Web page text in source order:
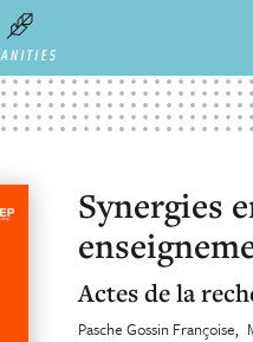
Synergies
Actes de la
Pasche Gossin Françoise